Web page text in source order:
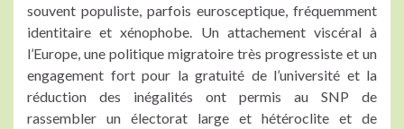
souvent populiste, parfois eurosceptique, fréquemment
identitaire et xénophobe. Un attachement viscéral à
l’Europe, une politique migratoire très progressiste et un
engagement fort pour la gratuité de l’université et la
réduction des inégalités ont permis au SNP de
rassembler un électorat large et hétéroclite et de